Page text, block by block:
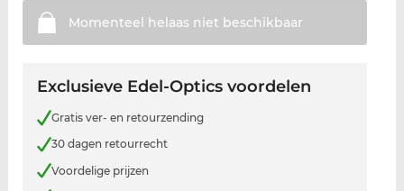
Momenteel helaas niet beschikbaar
Exclusieve Edel-Optics voordelen
Gratis ver- en retourzending
30 dagen retourrecht
Voordelige prijzen